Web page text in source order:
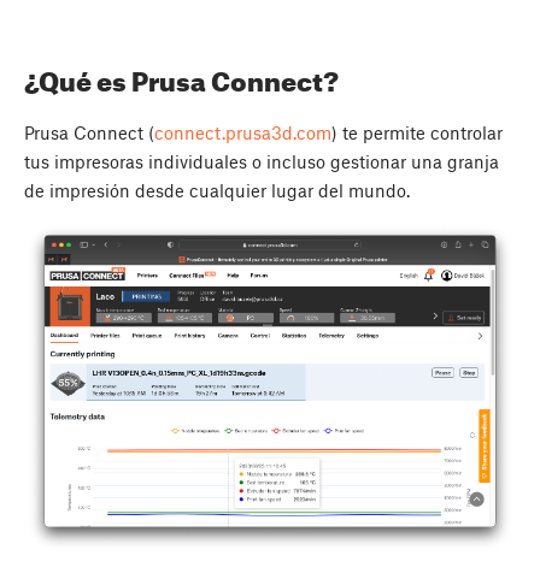
¿Qué es Prusa Connect?
Prusa Connect (connect.prusa3d.com) te permite controlar
tus impresoras individuales o incluso gestionar una granja
de impresión desde cualquier lugar del mundo.